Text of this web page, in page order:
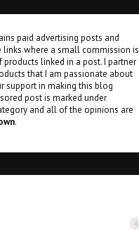
paid advertising posts and
where a small commission is
linked in a post. I partner
that I am passionate about
support in making this blog
post is marked under
and all of the opinions are
.
4